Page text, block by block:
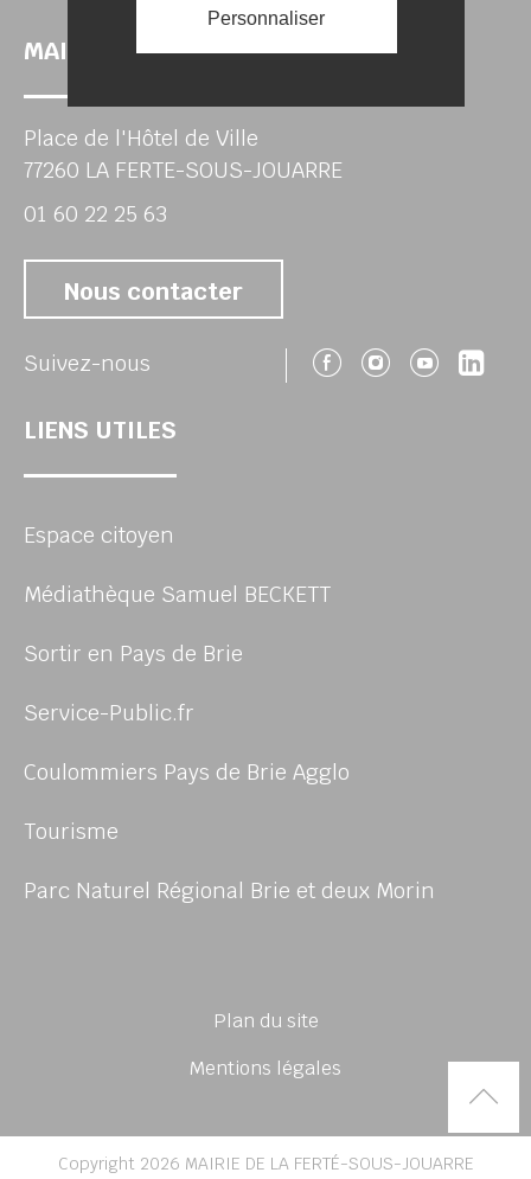
MAIRIE DE LA FERTÉ-SOUS-JOUARRE
Place de l'Hôtel de Ville
77260 LA FERTE-SOUS-JOUARRE
01 60 22 25 63
Nous contacter
Suivez-nous Suivez-nous
Suivez-
LIENS UTILES
Espace citoyen
Médiathèque Samuel BECKETT
Sortir en Pays de Brie
Service-Public.fr
Coulommiers Pays de Brie Agglo
Tourisme
Parc Naturel Régional Brie et deux Morin
Plan du site
Mentions légales
Copyright 2026 MAIRIE DE LA FERTÉ-SOUS-JOUARRE
Personnaliser